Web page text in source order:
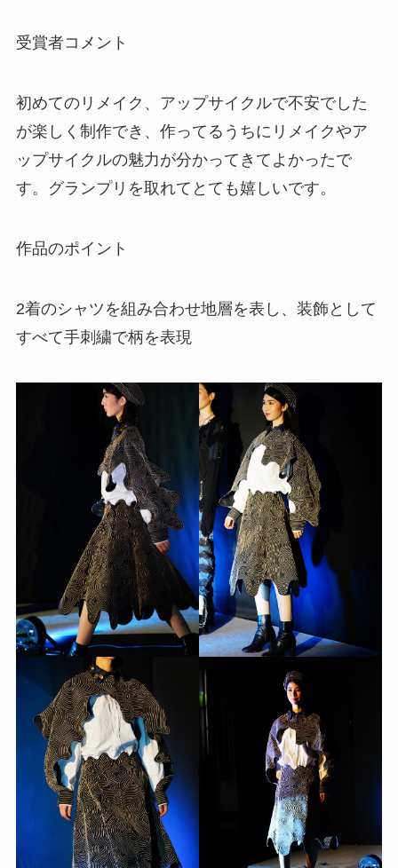
受賞者コメント
初めてのリメイク、アップサイクルで不安でした
が楽しく制作でき、作ってるうちにリメイクやア
ップサイクルの魅力が分かってきてよかったで
す。グランプリを取れてとても嬉しいです。
作品のポイント
2着のシャツを組み合わせ地層を表し、装飾として
すべて手刺繍で柄を表現